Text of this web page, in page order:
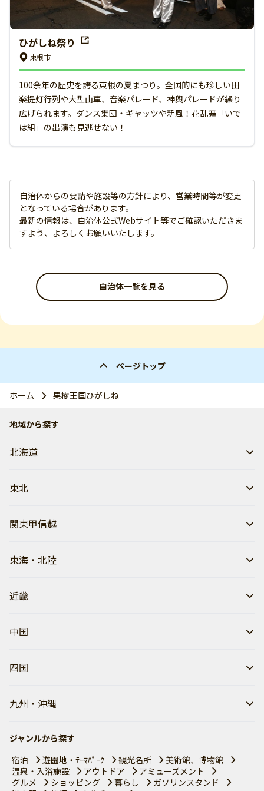
ひがしね祭り
東根市
100余年の歴史を誇る東根の夏まつり。全国的にも珍しい田
楽提灯行列や大型山車、音楽パレード、神輿パレードが繰り
広げられます。ダンス集団・ギャッツや新風！花乱舞「いで
は組」の出演も見逃せない！
自治体からの要請や施設等の方針により、営業時間等が変更
となっている場合があります。
最新の情報は、自治体公式Webサイト等でご確認いただきま
すよう、よろしくお願いいたします。
自治体一覧を見る
ページトップ
ホーム 果樹王国ひがしね
地域から探す
北海道
東北
関東甲信越
東海・北陸
近畿
中国
四国
九州・沖縄
ジャンルから探す
宿泊
遊園地・ﾃｰﾏﾊﾟｰｸ 観光名所
美術館、博物館
温泉・入浴施設
アウトドア
アミューズメント
グルメ
ショッピング 暮らし
ガソリンスタンド